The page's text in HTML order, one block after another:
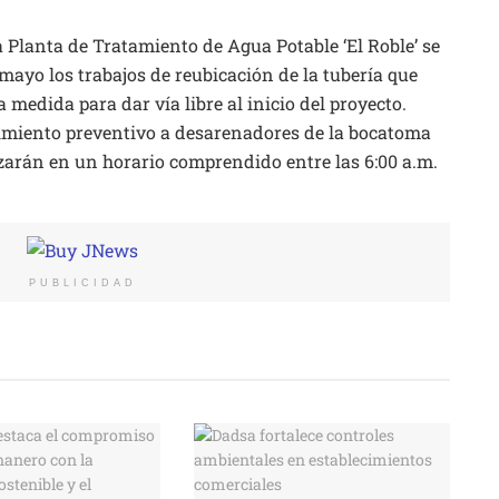
de Tratamiento de Agua Potable ‘El Roble’ se
los trabajos de reubicación de la tubería que
para dar vía libre al inicio del proyecto.
preventivo a desarenadores de la bocatoma
en un horario comprendido entre las 6:00 a.m.
PUBLICIDAD